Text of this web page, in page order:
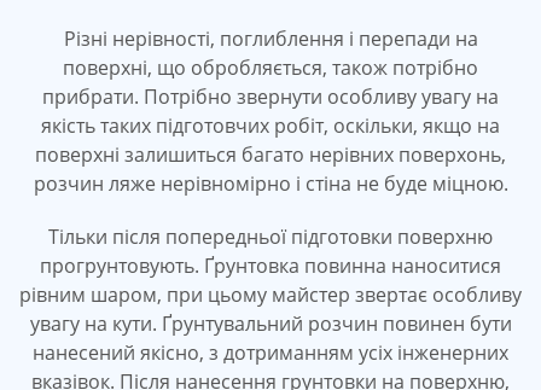
Різні нерівності, поглиблення і перепади на
поверхні, що обробляється, також потрібно
прибрати. Потрібно звернути особливу увагу на
якість таких підготовчих робіт, оскільки, якщо на
поверхні залишиться багато нерівних поверхонь,
розчин ляже нерівномірно і стіна не буде міцною.
Тільки після попередньої підготовки поверхню
прогрунтовують. Ґрунтовка повинна наноситися
рівним шаром, при цьому майстер звертає особливу
увагу на кути. Ґрунтувальний розчин повинен бути
нанесений якісно, з дотриманням усіх інженерних
вказівок. Після нанесення грунтовки на поверхню,